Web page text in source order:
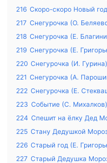
216 Скоро-скоро Новый
217 Снегурочка (О.
218 Снегурочка (Е.
219 Снегурочка (Е.
220 Снегурочка (И. Гурина)
221 Снегурочка (А.
222 Снегурочка (Е.
223 Событие (С. Михалков)
224 Спешит на ёлку Дед
225 Стану Дедушкой
226 Старый год (Е.
227 Старый Дедушка